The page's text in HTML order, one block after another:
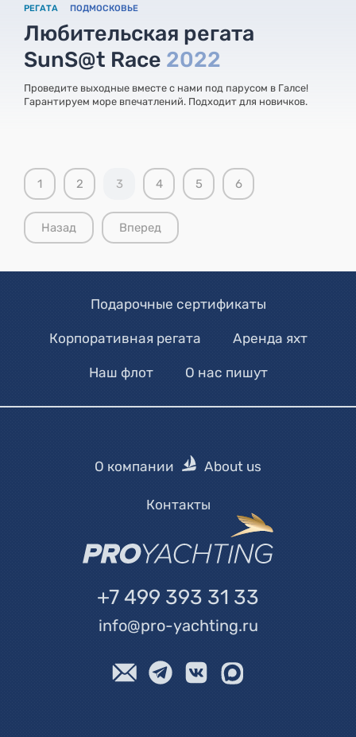
РЕГАТА ПОДМОСКОВЬЕ
Любительская регата
SunS@t Race 2022
Проведите выходные вместе с нами под парусом в Галсе!
Гарантируем море впечатлений. Подходит для новичков.
1 2 3 4 5 6
Назад Вперед
Подарочные сертификаты
Корпоративная регата Аренда яхт
Наш флот О нас пишут
О компании About us
Контакты
+7 499 393 31 33
info@pro-yachting.ru